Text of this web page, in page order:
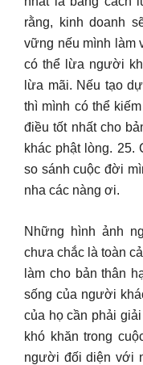
rằng, kinh doanh
vững nếu mình làm
có thể lừa người
lừa mãi. Nếu tạo
thì mình có thể
điều tốt nhất cho
khác phật lòng. 25.
so sánh cuộc đời
nha các nàng ơi.
Những hình ảnh
chưa chắc là toàn
làm cho bản thân
sống của người
của họ cần phải
khó khăn trong
người đối diện với